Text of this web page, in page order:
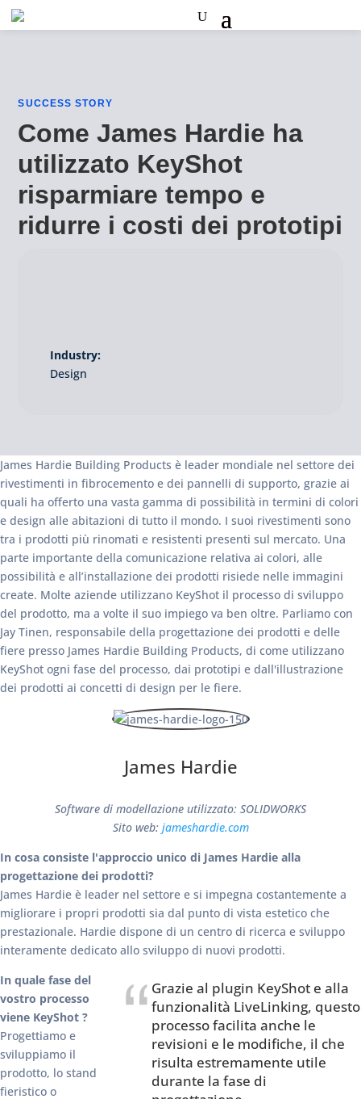
SUCCESS STORY
Come James Hardie ha
utilizzato KeyShot
risparmiare tempo e
ridurre i costi dei prototipi
Industry:
Design
James Hardie Building Products è leader mondiale nel settore dei
rivestimenti in fibrocemento e dei pannelli di supporto, grazie ai
quali ha offerto una vasta gamma di possibilità in termini di colori
e design alle abitazioni di tutto il mondo. I suoi rivestimenti sono
tra i prodotti più rinomati e resistenti presenti sul mercato. Una
parte importante della comunicazione relativa ai colori, alle
possibilità e all’installazione dei prodotti risiede nelle immagini
create. Molte aziende utilizzano KeyShot il processo di sviluppo
del prodotto, ma a volte il suo impiego va ben oltre. Parliamo con
Jay Tinen, responsabile della progettazione dei prodotti e delle
fiere presso James Hardie Building Products, di come utilizzano
KeyShot ogni fase del processo, dai prototipi e dall'illustrazione
dei prodotti ai concetti di design per le fiere.
James Hardie
Software di modellazione utilizzato: SOLIDWORKS
Sito web: jameshardie.com
In cosa consiste l'approccio unico di James Hardie alla
progettazione dei prodotti?
James Hardie è leader nel settore e si impegna costantemente a
migliorare i propri prodotti sia dal punto di vista estetico che
prestazionale. Hardie dispone di un centro di ricerca e sviluppo
interamente dedicato allo sviluppo di nuovi prodotti.
Grazie al plugin KeyShot e alla
funzionalità LiveLinking, questo
processo facilita anche le
revisioni e le modifiche, il che
risulta estremamente utile
durante la fase di
In quale fase del
vostro processo
viene KeyShot ?
Progettiamo e
sviluppiamo il
prodotto, lo stand
fieristico o